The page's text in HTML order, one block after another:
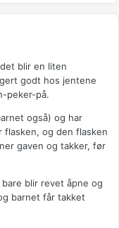
blir en liten
godt hos jentene
peker-på.
også) og har
flasken, og den flasken
gaven og takker, før
blir revet åpne og
barnet får takket